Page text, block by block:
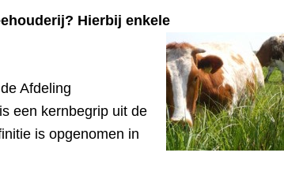
Hierbij enkele
Afdeling
een kernbegrip uit de
is opgenomen in